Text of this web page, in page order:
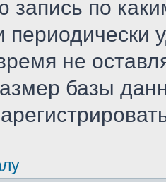
запись по
не
базы